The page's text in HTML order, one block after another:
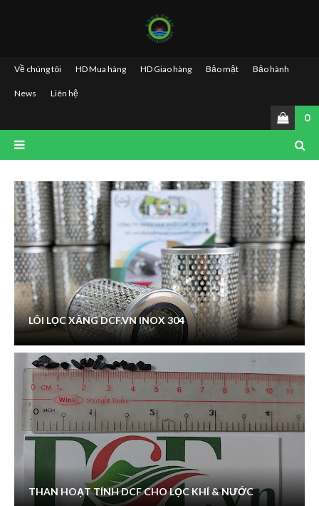
Về chúng tôi HD Mua hàng HD Giao hàng Bảo mật Bảo hành
News Liên hệ
0
LÕI LỌC XĂNG DCF.VN INOX 304
THAN HOẠT TÍNH DCF CHO LỌC KHÍ & NƯỚC